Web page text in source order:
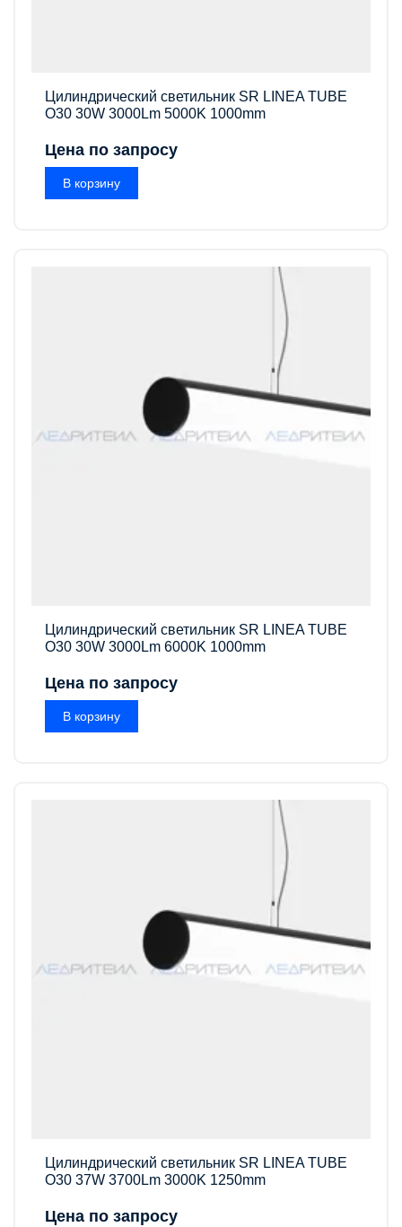
Цилиндрический светильник SR LINEA TUBE
O30 30W 3000Lm 5000K 1000mm
Цена по запросу
В корзину
Цилиндрический светильник SR LINEA TUBE
O30 30W 3000Lm 6000K 1000mm
Цена по запросу
В корзину
Цилиндрический светильник SR LINEA TUBE
O30 37W 3700Lm 3000K 1250mm
Цена по запросу